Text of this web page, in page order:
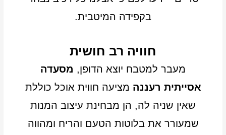
בקפידה המיטבית.
חוויה רב חושית
מעבר למטבח יוצא הדופן, מסעדה
אסייתית רעננה מציעה חווית אוכל כוללת
שאין שניה לה, הן מבחינת עיצוב המנות
שמעורר את בלוטות הטעם והריח ומהווה